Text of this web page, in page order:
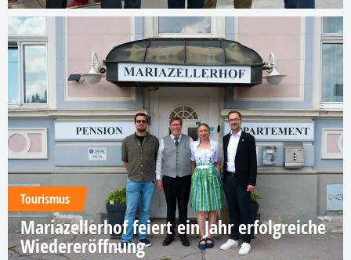
Tourismus
Mariazellerhof feiert ein Jahr erfolgreiche
Wiedereröffnung